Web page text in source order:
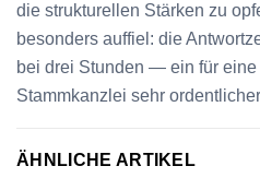
die strukturellen Stärken zu
besonders auffiel: die
bei drei Stunden — ein für
Stammkanzlei sehr
ÄHNLICHE ARTIKEL